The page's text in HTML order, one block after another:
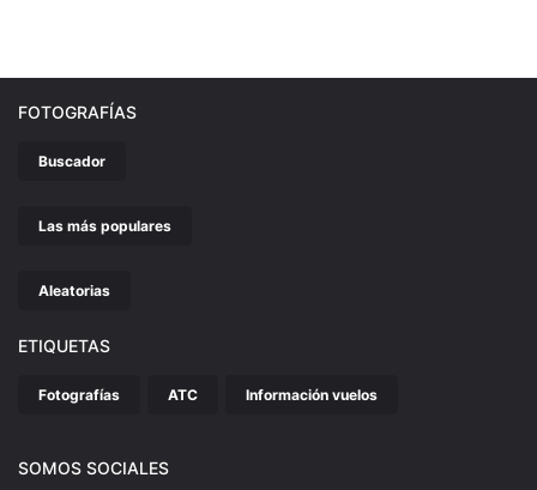
FOTOGRAFÍAS
Buscador
Las más populares
Aleatorias
ETIQUETAS
Fotografías ATC Información vuelos
SOMOS SOCIALES